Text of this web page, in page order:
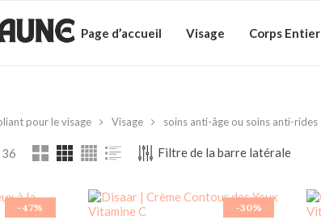
Page d’accueil Visage Corps Entier
pour le visage Visage soins anti-âge ou soins anti-rides
36 Filtre de la barre latérale
-47%
-30%